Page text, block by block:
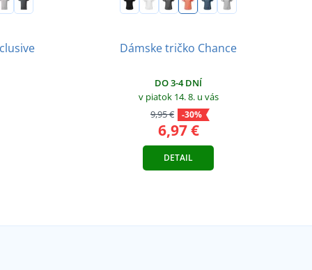
Dámske tričko Chance
DO 3-4 DNÍ
v piatok 14. 8. u vás
9,95 €
-30%
6,97 €
DETAIL